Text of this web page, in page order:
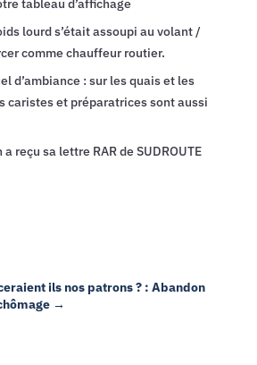
tableau d’affichage
lourd s’était assoupi au volant /
comme chauffeur routier.
d’ambiance : sur les quais et les
caristes et préparatrices sont aussi
reçu sa lettre RAR de SUDROUTE
ils nos patrons ? : Abandon
→